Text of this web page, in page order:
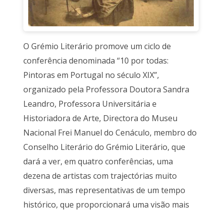
O Grémio Literário promove um ciclo de
conferência denominada “10 por todas:
Pintoras em Portugal no século XIX”,
organizado pela Professora Doutora Sandra
Leandro, Professora Universitária e
Historiadora de Arte, Directora do Museu
Nacional Frei Manuel do Cenáculo, membro do
Conselho Literário do Grémio Literário, que
dará a ver, em quatro conferências, uma
dezena de artistas com trajectórias muito
diversas, mas representativas de um tempo
histórico, que proporcionará uma visão mais